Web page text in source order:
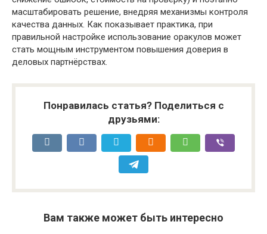
масштабировать решение, внедряя механизмы контроля
качества данных. Как показывает практика, при
правильной настройке использование оракулов может
стать мощным инструментом повышения доверия в
деловых партнёрствах.
Понравилась статья? Поделиться с
друзьями:
Вам также может быть интересно